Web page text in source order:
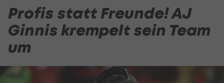
Profis statt Freunde! AJ
Ginnis krempelt sein Team
um